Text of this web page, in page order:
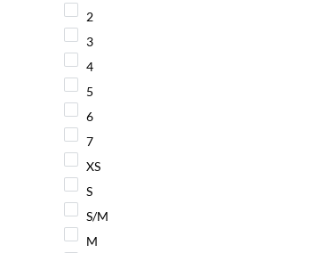
2
3
4
5
6
7
XS
S
S/M
M